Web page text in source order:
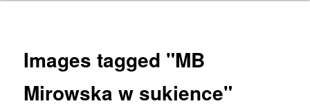
Images tagged "MB
Mirowska w sukience"